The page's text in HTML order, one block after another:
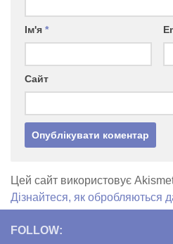
Ім'я *
Сайт
Цей сайт використовує
Дізнайтеся, як обробляються
FOLLOW: